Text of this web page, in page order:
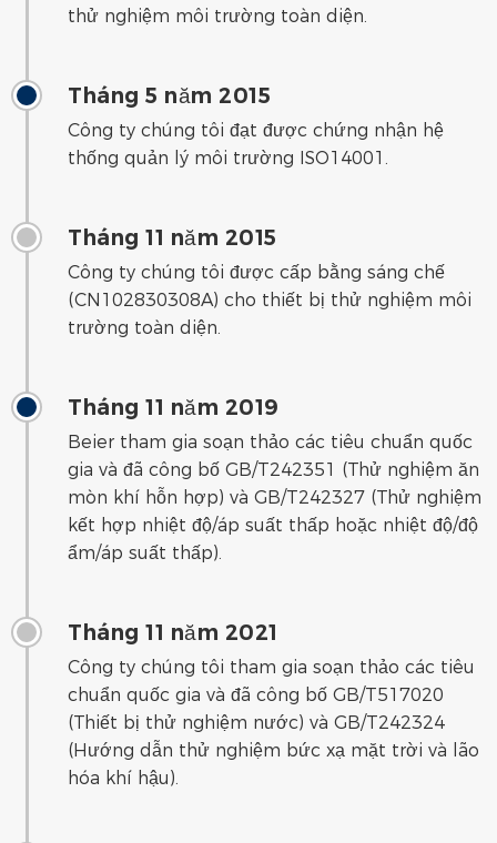
thử nghiệm môi trường toàn diện.
Tháng 5 năm 2015
Công ty chúng tôi đạt được chứng nhận hệ
thống quản lý môi trường ISO14001.
Tháng 11 năm 2015
Công ty chúng tôi được cấp bằng sáng chế
(CN102830308A) cho thiết bị thử nghiệm môi
trường toàn diện.
Tháng 11 năm 2019
Beier tham gia soạn thảo các tiêu chuẩn quốc
gia và đã công bố GB/T242351 (Thử nghiệm ăn
mòn khí hỗn hợp) và GB/T242327 (Thử nghiệm
kết hợp nhiệt độ/áp suất thấp hoặc nhiệt độ/độ
ẩm/áp suất thấp).
Tháng 11 năm 2021
Công ty chúng tôi tham gia soạn thảo các tiêu
chuẩn quốc gia và đã công bố GB/T517020
(Thiết bị thử nghiệm nước) và GB/T242324
(Hướng dẫn thử nghiệm bức xạ mặt trời và lão
hóa khí hậu).